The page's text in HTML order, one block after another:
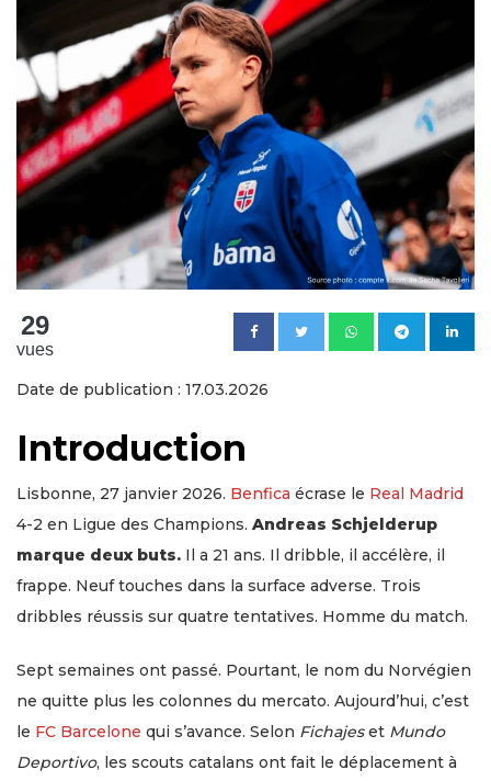
29
vues
Date de publication : 17.03.2026
Introduction
Lisbonne, 27 janvier 2026. Benfica écrase le Real Madrid
4-2 en Ligue des Champions. Andreas Schjelderup
marque deux buts. Il a 21 ans. Il dribble, il accélère, il
frappe. Neuf touches dans la surface adverse. Trois
dribbles réussis sur quatre tentatives. Homme du match.
Sept semaines ont passé. Pourtant, le nom du Norvégien
ne quitte plus les colonnes du mercato. Aujourd’hui, c’est
le FC Barcelone qui s’avance. Selon Fichajeset Mundo
Deportivo, les scouts catalans ont fait le déplacement à